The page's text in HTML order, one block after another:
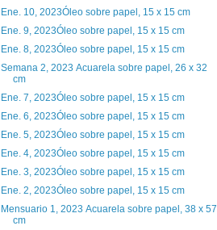
Ene. 10, 2023Óleo sobre papel, 15 x 15 cm
Ene. 9, 2023Óleo sobre papel, 15 x 15 cm
Ene. 8, 2023Óleo sobre papel, 15 x 15 cm
Semana 2, 2023 Acuarela sobre papel, 26 x 32
cm
Ene. 7, 2023Óleo sobre papel, 15 x 15 cm
Ene. 6, 2023Óleo sobre papel, 15 x 15 cm
Ene. 5, 2023Óleo sobre papel, 15 x 15 cm
Ene. 4, 2023Óleo sobre papel, 15 x 15 cm
Ene. 3, 2023Óleo sobre papel, 15 x 15 cm
Ene. 2, 2023Óleo sobre papel, 15 x 15 cm
Mensuario 1, 2023 Acuarela sobre papel, 38 x 57
cm